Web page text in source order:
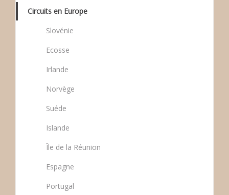
Circuits en Europe
Slovénie
Ecosse
Irlande
Norvège
Suéde
Islande
Île de la Réunion
Espagne
Portugal